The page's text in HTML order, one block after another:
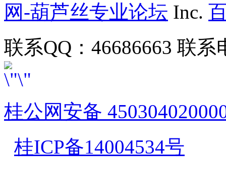
网-葫芦丝专业论坛 Inc.
联系QQ：46686663 联
桂公网安备
桂ICP备14004534号